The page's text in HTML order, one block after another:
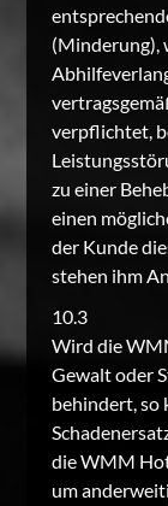
(Minderung),
verpflichtet,
zu einer
einen
der Kunde
stehen ihm
10.3
Wird die
Gewalt oder
behindert, so
die WMM
um